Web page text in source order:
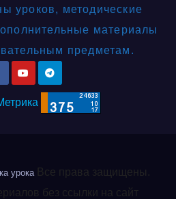
уроков, методические
материалы
предметам.
урока Все права защищены.
без ссылки на сайт